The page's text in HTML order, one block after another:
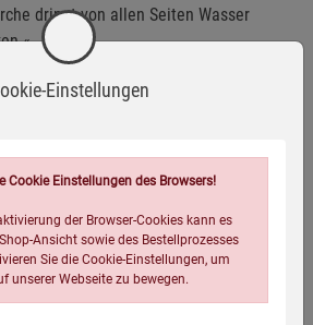
dringt von allen Seiten Wasser
auf, die Lage ist gespannt.«
Einstellungen
Cookie Einstellungen des Browsers!
der Browser-Cookies kann es
Ansicht sowie des Bestellprozesses
Sie die Cookie-Einstellungen, um
unserer Webseite zu bewegen.